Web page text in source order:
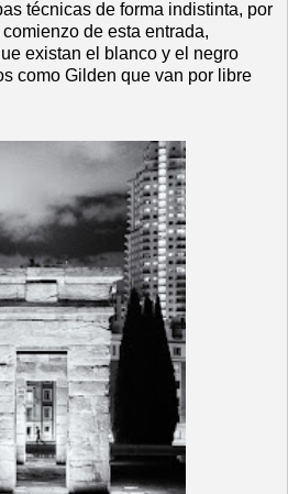
técnicas de forma indistinta, por
de esta entrada,
existan el blanco y el negro
como Gilden que van por libre